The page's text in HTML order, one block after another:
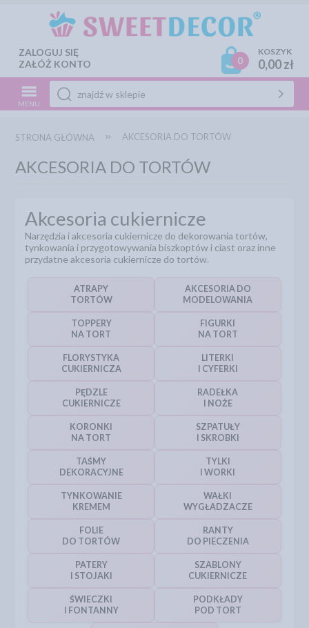
ZALOGUJ SIĘ
ZAŁÓŻ KONTO
0
KOSZYK
0,00 zł
MENU
STRONA GŁÓWNA AKCESORIA DO TORTÓW
AKCESORIA DO TORTÓW
Akcesoria cukiernicze
Narzędzia i akcesoria cukiernicze do dekorowania tortów,
tynkowania i przygotowywania biszkoptów i ciast oraz inne
przydatne akcesoria cukiernicze do tortów.
ATRAPY
TORTÓW
AKCESORIA DO
MODELOWANIA
TOPPERY
NA TORT
FIGURKI
NA TORT
FLORYSTYKA
CUKIERNICZA
LITERKI
I CYFERKI
PĘDZLE
CUKIERNICZE
RADEŁKA
I NOŻE
KORONKI
NA TORT
SZPATUŁY
I SKROBKI
TAŚMY
DEKORACYJNE
TYLKI
I WORKI
TYNKOWANIE
KREMEM
WAŁKI
WYGŁADZACZE
FOLIE
DO TORTÓW
RANTY
DO PIECZENIA
PATERY
I STOJAKI
SZABLONY
CUKIERNICZE
ŚWIECZKI
I FONTANNY
PODKŁADY
POD TORT